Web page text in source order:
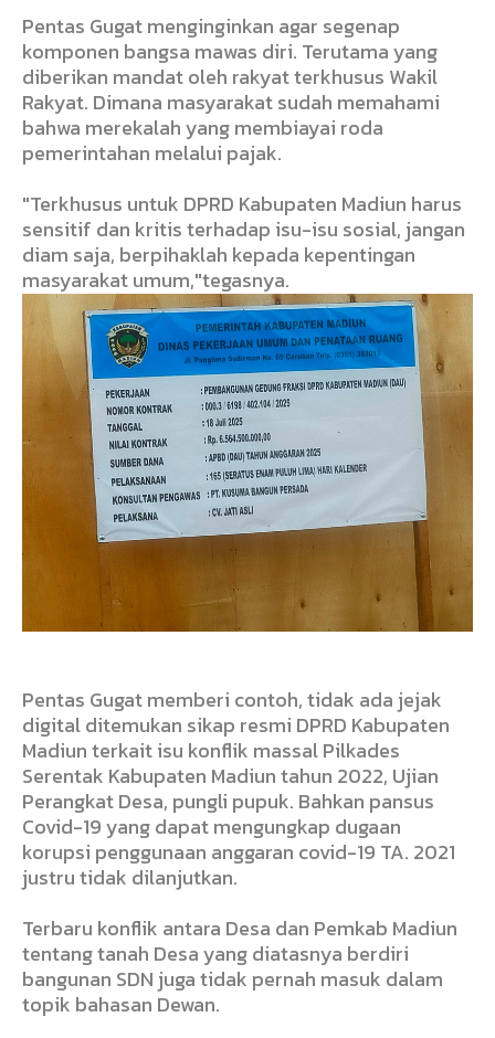
Pentas Gugat menginginkan agar segenap
komponen bangsa mawas diri. Terutama yang
diberikan mandat oleh rakyat terkhusus Wakil
Rakyat. Dimana masyarakat sudah memahami
bahwa merekalah yang membiayai roda
pemerintahan melalui pajak.
"Terkhusus untuk DPRD Kabupaten Madiun harus
sensitif dan kritis terhadap isu-isu sosial, jangan
diam saja, berpihaklah kepada kepentingan
masyarakat umum,"tegasnya.
Pentas Gugat memberi contoh, tidak ada jejak
digital ditemukan sikap resmi DPRD Kabupaten
Madiun terkait isu konflik massal Pilkades
Serentak Kabupaten Madiun tahun 2022, Ujian
Perangkat Desa, pungli pupuk. Bahkan pansus
Covid-19 yang dapat mengungkap dugaan
korupsi penggunaan anggaran covid-19 TA. 2021
justru tidak dilanjutkan.
Terbaru konflik antara Desa dan Pemkab Madiun
tentang tanah Desa yang diatasnya berdiri
bangunan SDN juga tidak pernah masuk dalam
topik bahasan Dewan.